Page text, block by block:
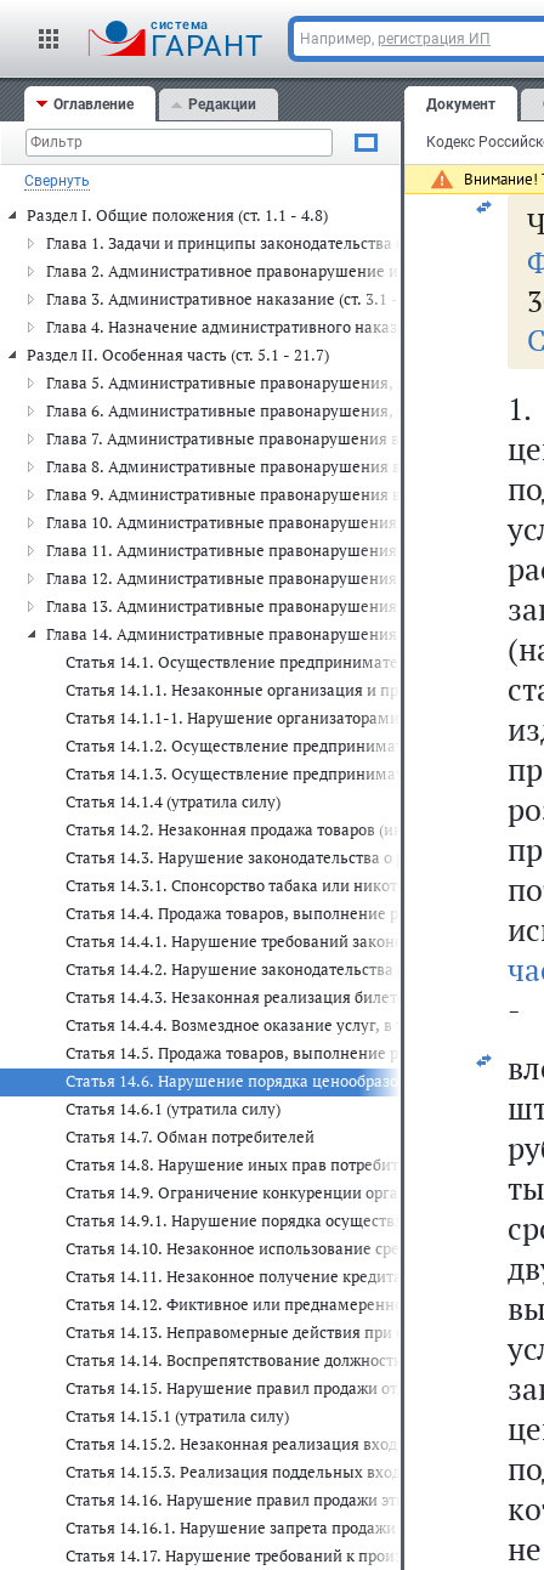
cистема
ГАРАНТ Например, регистрация ИП
Оглавление Редакции
Свернуть
Раздел I. Общие положения (ст. 1.1 - 4.8)
Глава 1. Задачи и принципы законодательства об
Глава 2. Административное правонарушение и административная
Глава 3. Административное наказание (ст. 3.1 - 3.14)
Глава 4. Назначение административного наказания (ст. 4.1 - 4.8)
Раздел II. Особенная часть (ст. 5.1 - 21.7)
Глава 5. Административные правонарушения, посягающие на
Глава 6. Административные правонарушения, посягающие на
Глава 7. Административные правонарушения в области охраны
Глава 8. Административные правонарушения в области охраны
Глава 9. Административные правонарушения в промышленности,
Глава 10. Административные правонарушения в сельском
Глава 11. Административные правонарушения на транспорте (ст.
Глава 12. Административные правонарушения в области
Глава 13. Административные правонарушения в области связи и
Глава 14. Административные правонарушения в области
Статья 14.1. Осуществление предпринимательской
Статья 14.1.1. Незаконные организация и проведение
Статья 14.1.1-1. Нарушение организаторами азартных игр в
Статья 14.1.2. Осуществление предпринимательской
Статья 14.1.3. Осуществление предпринимательской
Статья 14.1.4 (утратила силу)
Статья 14.2. Незаконная продажа товаров (иных вещей),
Статья 14.3. Нарушение законодательства о рекламе
Статья 14.3.1. Спонсорство табака или никотинсодержащей
Статья 14.4. Продажа товаров, выполнение работ либо
Статья 14.4.1. Нарушение требований законодательства в
Статья 14.4.2. Нарушение законодательства об обращении
Статья 14.4.3. Незаконная реализация билетов, абонементов
Статья 14.4.4. Возмездное оказание услуг, в том числе
Статья 14.5. Продажа товаров, выполнение работ либо
Статья 14.6. Нарушение порядка ценообразования
Статья 14.6.1 (утратила силу)
Статья 14.7. Обман потребителей
Статья 14.8. Нарушение иных прав потребителей
Статья 14.9. Ограничение конкуренции органами власти,
Статья 14.9.1. Нарушение порядка осуществления
Статья 14.10. Незаконное использование средств
Статья 14.11. Незаконное получение кредита или займа
Статья 14.12. Фиктивное или преднамеренное банкротство
Статья 14.13. Неправомерные действия при банкротстве
Статья 14.14. Воспрепятствование должностными лицами
Статья 14.15. Нарушение правил продажи отдельных видов
Статья 14.15.1 (утратила силу)
Статья 14.15.2. Незаконная реализация входных билетов на
Статья 14.15.3. Реализация поддельных входных билетов на
Статья 14.16. Нарушение правил продажи этилового спирта,
Статья 14.16.1. Нарушение запрета продажи безалкогольных
Статья 14.17. Нарушение требований к производству или
Документ
Внимание!
-